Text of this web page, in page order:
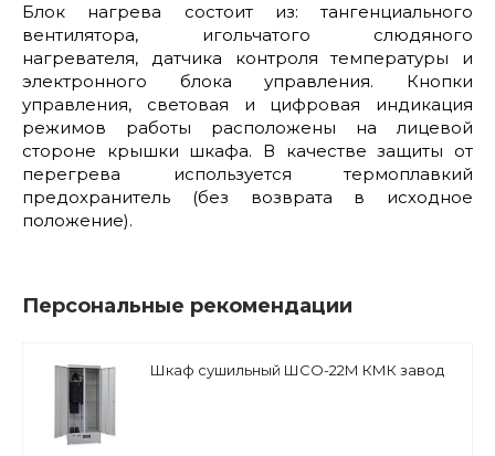
Блок нагрева состоит из: тангенциального
вентилятора, игольчатого слюдяного
нагревателя, датчика контроля температуры и
электронного блока управления. Кнопки
управления, световая и цифровая индикация
режимов работы расположены на лицевой
стороне крышки шкафа. В качестве защиты от
перегрева используется термоплавкий
предохранитель (без возврата в исходное
положение).
Персональные рекомендации
Шкаф сушильный ШСО-22М КМК завод